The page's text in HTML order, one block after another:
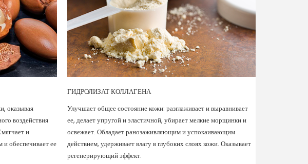
оказывая
воздействия
и
обеспечивает ее
ГИДРОЛИЗАТ КОЛЛАГЕНА
Улучшает общее состояние кожи: разглаживает и выравнивает
ее, делает упругой и эластичной, убирает мелкие морщинки и
освежает. Обладает ранозаживляющим и успокаивающим
действием, удерживает влагу в глубоких слоях кожи. Оказывает
регенерирующий эффект.